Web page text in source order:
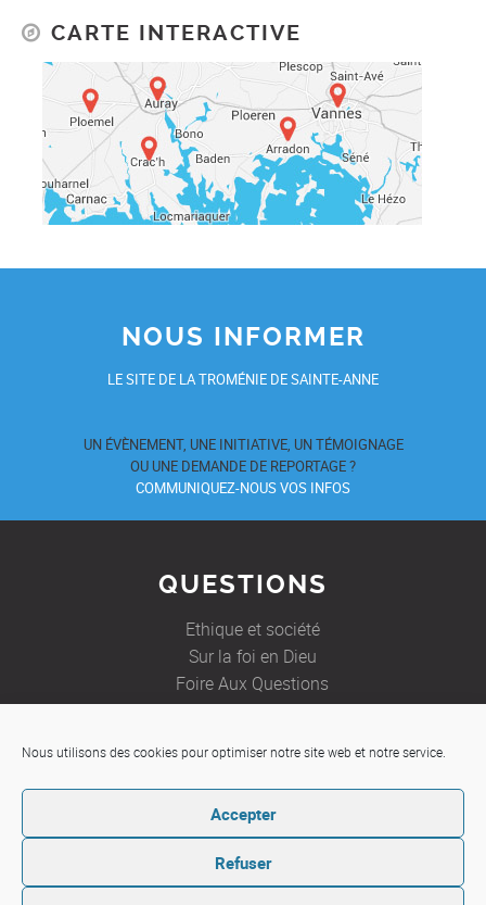
Nous utilisons des cookies pour optimiser notre site web et notre service.
Accepter
Refuser
CARTE INTERACTIVE
NOUS INFORMER
LE SITE DE LA TROMÉNIE DE SAINTE-ANNE
UN ÉVÈNEMENT, UNE INITIATIVE, UN TÉMOIGNAGE
OU UNE DEMANDE DE REPORTAGE ?
COMMUNIQUEZ-NOUS VOS INFOS
QUESTIONS
Ethique et société
Sur la foi en Dieu
Foire Aux Questions
JE SOUHAITE
Etre aidé
Ecrire à un prêtre